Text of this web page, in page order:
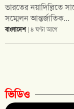
ভারতের নয়াদিল্লিতে
সম্মেলন আন্তর্জাতিক...
বাংলাদেশ| ৪ ঘণ্টা আগে
ভিডিও